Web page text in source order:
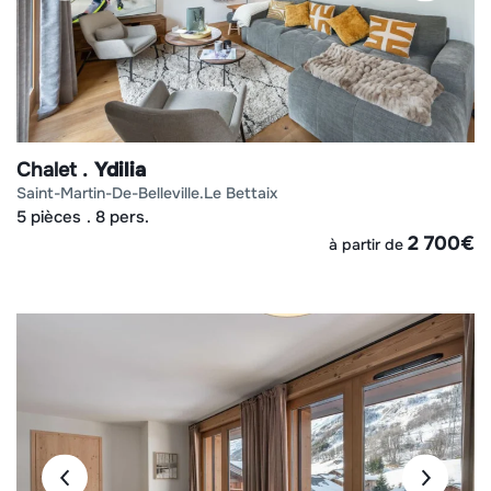
Chalet Ydilia
saint-martin-de-belleville le bettaix
5 pièces 8 pers.
à partir de 2 700€